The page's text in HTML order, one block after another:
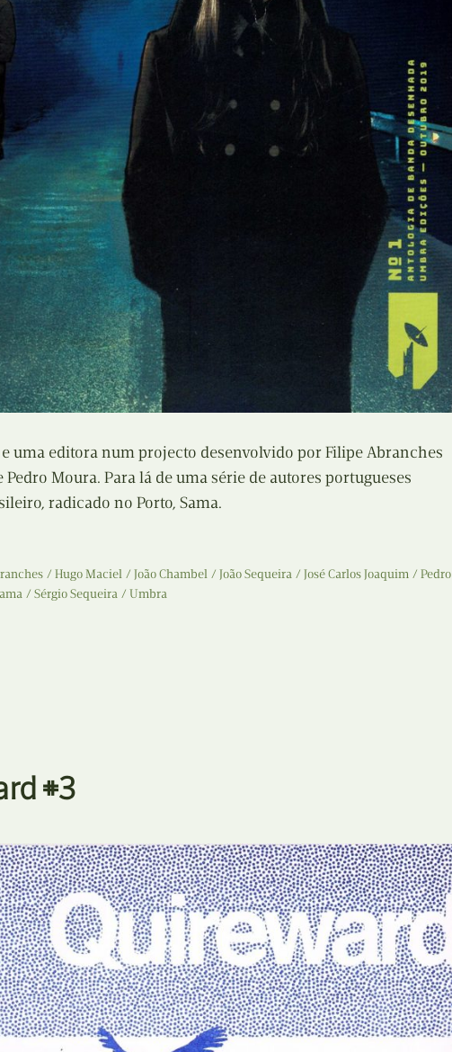
uma editora num projecto desenvolvido por Filipe Abranches
Pedro Moura. Para lá de uma série de autores portugueses
radicado no Porto, Sama.
Hugo Maciel João Chambel João Sequeira José Carlos Joaquim
Pedro
Sérgio Sequeira Umbra
#3